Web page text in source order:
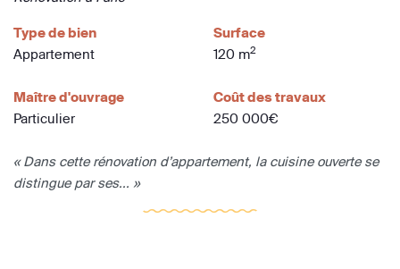
Type de bien
Appartement
Surface
120 m2
Maître d'ouvrage
Particulier
Coût des travaux
250 000€
« Dans cette rénovation d’appartement, la cuisine ouverte se
distingue par ses... »